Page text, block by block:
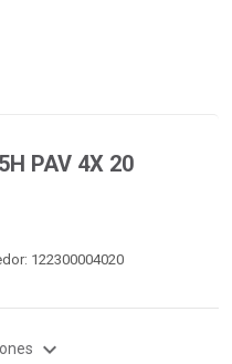
PAV 4X 20
122300004020
expand_more